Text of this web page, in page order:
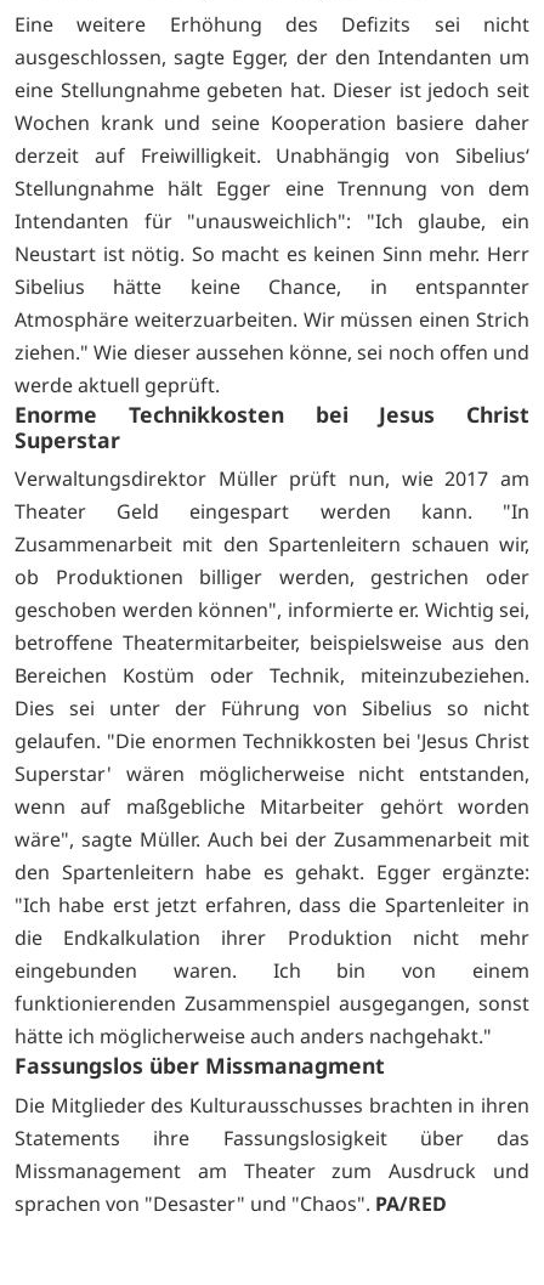
Eine weitere Erhöhung des Defizits sei nicht
ausgeschlossen, sagte Egger, der den Intendanten um
eine Stellungnahme gebeten hat. Dieser ist jedoch seit
Wochen krank und seine Kooperation basiere daher
derzeit auf Freiwilligkeit. Unabhängig von Sibelius‘
Stellungnahme hält Egger eine Trennung von dem
Intendanten für "unausweichlich": "Ich glaube, ein
Neustart ist nötig. So macht es keinen Sinn mehr. Herr
Sibelius hätte keine Chance, in entspannter
Atmosphäre weiterzuarbeiten. Wir müssen einen Strich
ziehen." Wie dieser aussehen könne, sei noch offen und
werde aktuell geprüft.
Enorme Technikkosten bei Jesus Christ
Superstar
Verwaltungsdirektor Müller prüft nun, wie 2017 am
Theater Geld eingespart werden kann. "In
Zusammenarbeit mit den Spartenleitern schauen wir,
ob Produktionen billiger werden, gestrichen oder
geschoben werden können", informierte er. Wichtig sei,
betroffene Theatermitarbeiter, beispielsweise aus den
Bereichen Kostüm oder Technik, miteinzubeziehen.
Dies sei unter der Führung von Sibelius so nicht
gelaufen. "Die enormen Technikkosten bei 'Jesus Christ
Superstar' wären möglicherweise nicht entstanden,
wenn auf maßgebliche Mitarbeiter gehört worden
wäre", sagte Müller. Auch bei der Zusammenarbeit mit
den Spartenleitern habe es gehakt. Egger ergänzte:
"Ich habe erst jetzt erfahren, dass die Spartenleiter in
die Endkalkulation ihrer Produktion nicht mehr
eingebunden waren. Ich bin von einem
funktionierenden Zusammenspiel ausgegangen, sonst
hätte ich möglicherweise auch anders nachgehakt."
Fassungslos über Missmanagment
Die Mitglieder des Kulturausschusses brachten in ihren
Statements ihre Fassungslosigkeit über das
Missmanagement am Theater zum Ausdruck und
sprachen von "Desaster" und "Chaos". PA/RED